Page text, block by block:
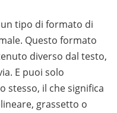
tipo di formato di
Questo formato
diverso dal testo,
E puoi solo
stesso, il che significa
grassetto o